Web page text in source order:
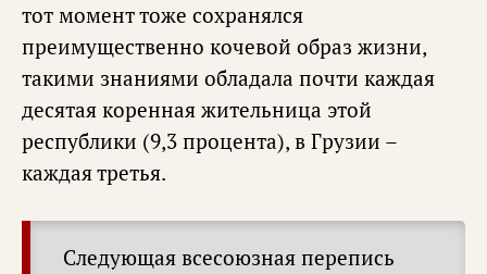
тот момент тоже сохранялся
преимущественно кочевой образ жизни,
такими знаниями обладала почти каждая
десятая коренная жительница этой
республики (9,3 процента), в Грузии –
каждая третья.
Следующая всесоюзная перепись